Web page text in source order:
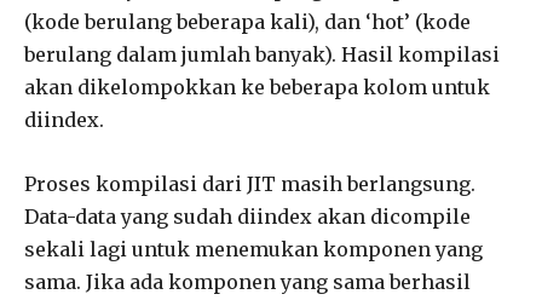
(kode berulang beberapa kali), dan ‘hot’ (kode
berulang dalam jumlah banyak). Hasil kompilasi
akan dikelompokkan ke beberapa kolom untuk
diindex.
Proses kompilasi dari JIT masih berlangsung.
Data-data yang sudah diindex akan dicompile
sekali lagi untuk menemukan komponen yang
sama. Jika ada komponen yang sama berhasil